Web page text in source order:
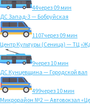
44через 09 мин
ДС Запад-3 — Бобруйская
1107через 09 мин
Центр Культуры (Сеница) — ТЦ
9через 10 мин
ДС Кунцевщина — Городской вал
499через 10 мин
Микрорайон №2 — Автовокзал